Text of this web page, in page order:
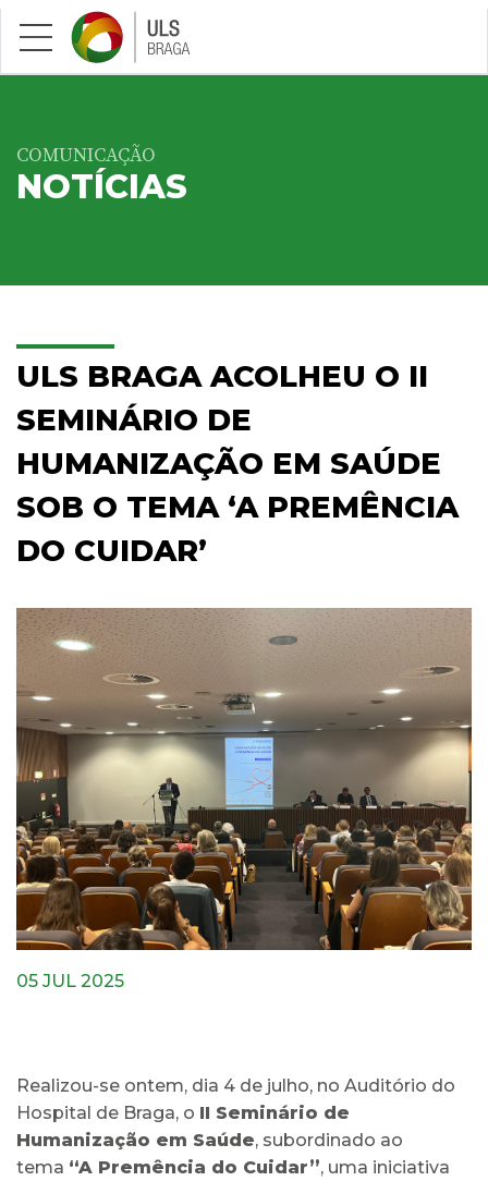
Saltar para conteúdo principal
COMUNICAÇÃO
NOTÍCIAS
ULS BRAGA ACOLHEU O II
SEMINÁRIO DE
HUMANIZAÇÃO EM SAÚDE
SOB O TEMA ‘A PREMÊNCIA
DO CUIDAR’
05 JUL 2025
Realizou-se ontem, dia 4 de julho, no Auditório do
Hospital de Braga, o II Seminário de
Humanização em Saúde, subordinado ao
tema “A Premência do Cuidar”, uma iniciativa